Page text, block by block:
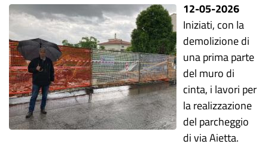
12-05-2026
Iniziati, con la
demolizione di
una prima parte
del muro di
cinta, i lavori per
la realizzazione
del parcheggio
di via Aietta.